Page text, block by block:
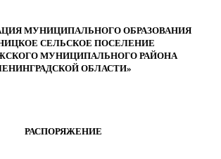
МУНИЦИПАЛЬНОГО ОБРАЗОВАНИЯ
СЕЛЬСКОЕ ПОСЕЛЕНИЕ
МУНИЦИПАЛЬНОГО РАЙОНА
ОБЛАСТИ»
РАСПОРЯЖЕНИЕ